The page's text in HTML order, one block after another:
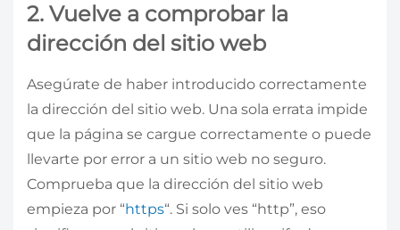
2. Vuelve a comprobar la
dirección del sitio web
Asegúrate de haber introducido correctamente
la dirección del sitio web. Una sola errata impide
que la página se cargue correctamente o puede
llevarte por error a un sitio web no seguro.
Comprueba que la dirección del sitio web
empieza por “https“. Si solo ves “http”, eso